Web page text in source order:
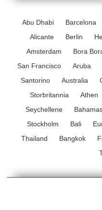
Abu Dhabi Barcelona
Alicante
Berlin
Amsterdam
Bora
San Francisco
Aruba
Santorino
Australia
Storbritannia
Athen
Seychellene
Stockholm
Bali
Thailand
Bangkok